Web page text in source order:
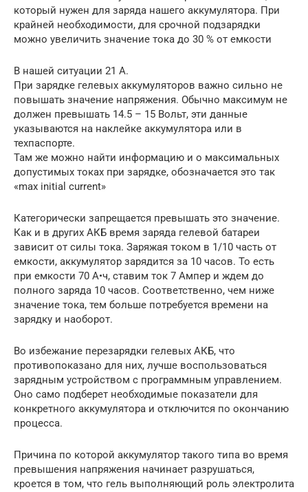
который нужен для заряда нашего аккумулятора. При
крайней необходимости, для срочной подзарядки
можно увеличить значение тока до 30 % от емкости
В нашей ситуации 21 А.
При зарядке гелевых аккумуляторов важно сильно не
повышать значение напряжения. Обычно максимум не
должен превышать 14.5 – 15 Вольт, эти данные
указываются на наклейке аккумулятора или в
техпаспорте.
Там же можно найти информацию и о максимальных
допустимых токах при зарядке, обозначается это так
«max initial current»
Категорически запрещается превышать это значение.
Как и в других АКБ время заряда гелевой батареи
зависит от силы тока. Заряжая током в 1/10 часть от
емкости, аккумулятор зарядится за 10 часов. То есть
при емкости 70 А•ч, ставим ток 7 Ампер и ждем до
полного заряда 10 часов. Соответственно, чем ниже
значение тока, тем больше потребуется времени на
зарядку и наоборот.
Во избежание перезарядки гелевых АКБ, что
противопоказано для них, лучше воспользоваться
зарядным устройством с программным управлением.
Оно само подберет необходимые показатели для
конкретного аккумулятора и отключится по окончанию
процесса.
Причина по которой аккумулятор такого типа во время
превышения напряжения начинает разрушаться,
кроется в том, что гель выполняющий роль электролита